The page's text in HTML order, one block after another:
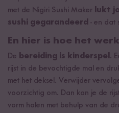
met de Nigiri Sushi Maker lukt
sushi gegarandeerd - en dat
En hier is hoe het
De bereiding is kinderspel .
rijst in de bevochtigde mal en
met het deksel. Verwijder
voorzichtig om. Dan kan je de
vorm halen met behulp van de